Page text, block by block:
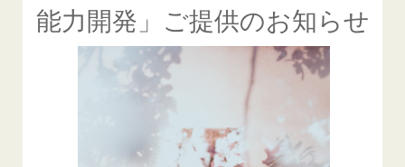
お申込みフォーム 霊障解消ワーク コンサルテーション
ＰＲＯＦＩＬＥ
特定商取引法に関する表記
能力開発」ご提供のお知らせ